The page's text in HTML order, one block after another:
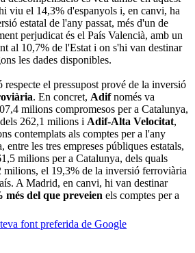
viu el 14,3% d'espanyols i, en canvi, ha
estatal de l'any passat, més d'un de
perjudicat és el País Valencià, amb un
al 10,7% de l'Estat i on s'hi van destinar
les dades disponibles.
el pressupost prové de la inversió
. En concret, Adifnomés va
milions compromesos per a Catalunya,
262,1 milions i Adif-Alta Velocitat,
contemplats als comptes per a l'any
entre les tres empreses públiques estatals,
milions per a Catalunya, dels quals
milions, el 19,3% de la inversió ferroviària
A Madrid, en canvi, hi van destinar
més del que preveien els comptes per a
font preferida de Google